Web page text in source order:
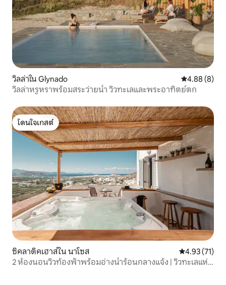
วิลล่าใน Glynado คะแนนเฉลี่ย
4.88 (8)
วิลล่าหรูหราพร้อมสระว่ายน้ำ วิวทะเลและพระอาทิตย์ตก
โดนใจเกสต์
โดนใจเกสต์
ซิคลาดิคเฮาส์ใน นาโซส คะแนนเฉลี่ย
4.93 (71)
2 ห้องนอนวิวท้องฟ้าพร้อมอ่างน้ำร้อนกลางแจ้ง | วิวทะเลแห่ง